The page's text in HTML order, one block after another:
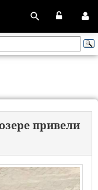
привели